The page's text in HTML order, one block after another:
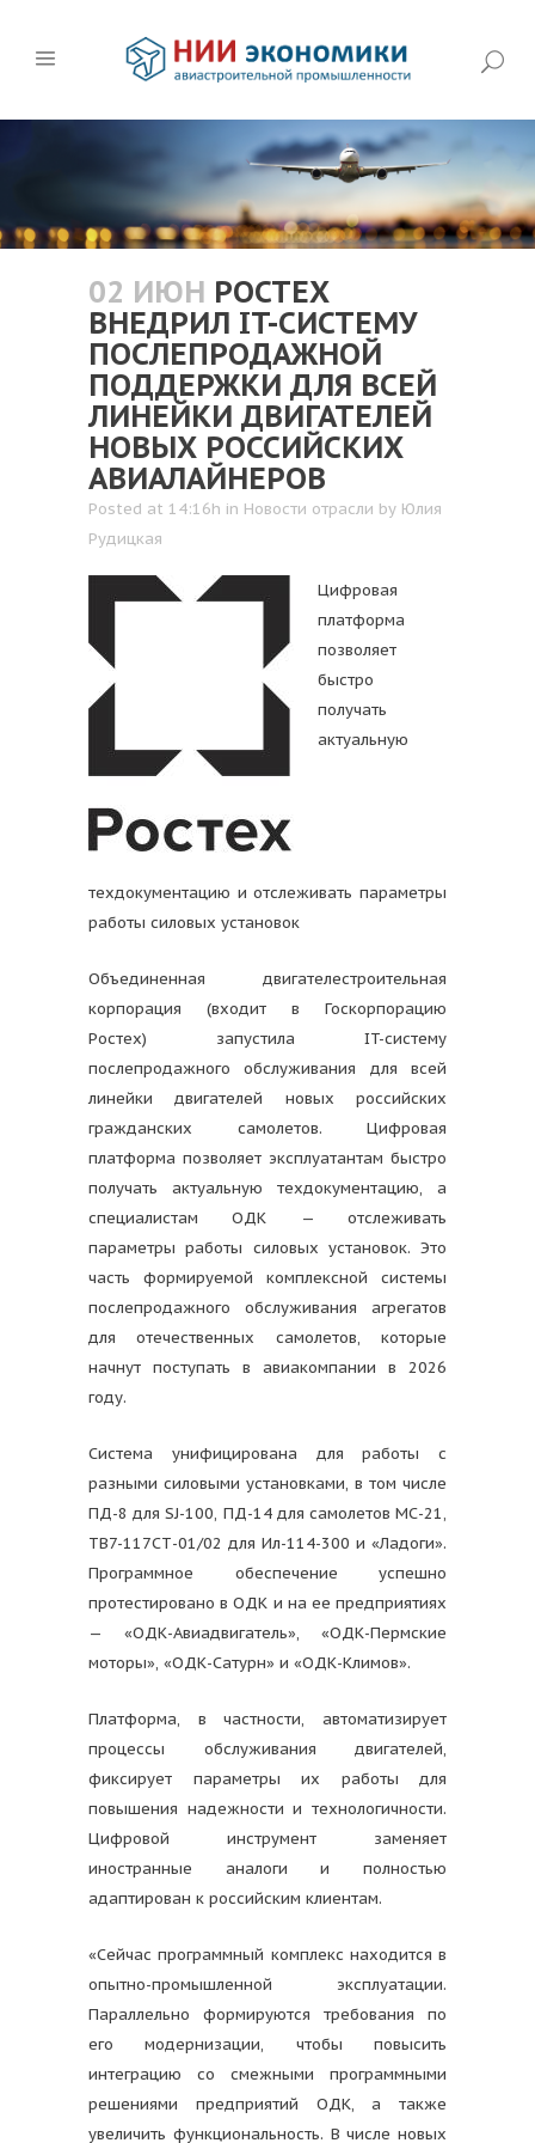
02 ИЮН РОСТЕХ
ВНЕДРИЛ IT-СИСТЕМУ
ПОСЛЕПРОДАЖНОЙ
ПОДДЕРЖКИ ДЛЯ ВСЕЙ
ЛИНЕЙКИ ДВИГАТЕЛЕЙ
НОВЫХ РОССИЙСКИХ
АВИАЛАЙНЕРОВ
Posted at 14:16h in Новости отрасли by Юлия
Рудицкая
Цифровая
платформа
позволяет
быстро
получать
актуальную
техдокументацию и отслеживать параметры
работы силовых установок
Объединенная двигателестроительная
корпорация (входит в Госкорпорацию
Ростех) запустила IT-систему
послепродажного обслуживания для всей
линейки двигателей новых российских
гражданских самолетов. Цифровая
платформа позволяет эксплуатантам быстро
получать актуальную техдокументацию, а
специалистам ОДК — отслеживать
параметры работы силовых установок. Это
часть формируемой комплексной системы
послепродажного обслуживания агрегатов
для отечественных самолетов, которые
начнут поступать в авиакомпании в 2026
году.
Система унифицирована для работы с
разными силовыми установками, в том числе
ПД-8 для SJ-100, ПД-14 для самолетов МС-21,
ТВ7-117СТ-01/02 для Ил-114-300 и «Ладоги».
Программное обеспечение успешно
протестировано в ОДК и на ее предприятиях
— «ОДК-Авиадвигатель», «ОДК-Пермские
моторы», «ОДК-Сатурн» и «ОДК-Климов».
Платформа, в частности, автоматизирует
процессы обслуживания двигателей,
фиксирует параметры их работы для
повышения надежности и технологичности.
Цифровой инструмент заменяет
иностранные аналоги и полностью
адаптирован к российским клиентам.
«Сейчас программный комплекс находится в
опытно-промышленной эксплуатации.
Параллельно формируются требования по
его модернизации, чтобы повысить
интеграцию со смежными программными
решениями предприятий ОДК, а также
увеличить функциональность. В числе новых